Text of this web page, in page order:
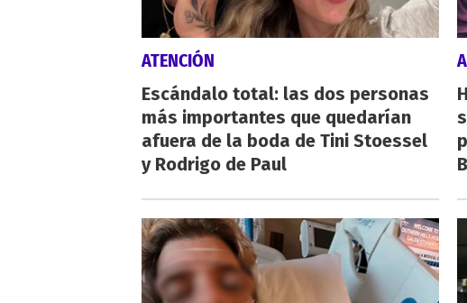
ATENCIÓN
Escándalo total: las dos personas
más importantes que quedarían
afuera de la boda de Tini Stoessel
y Rodrigo de Paul